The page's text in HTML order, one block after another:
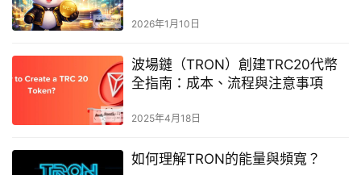
2026年1月10日
波場鏈（TRON）創建TRC20代幣
全指南：成本、流程與注意事項
2025年4月18日
如何理解TRON的能量與頻寬？